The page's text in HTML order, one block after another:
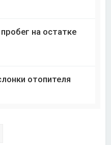
на остатке
отопителя